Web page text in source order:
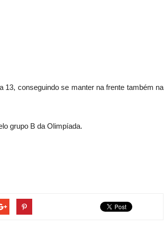
13, conseguindo se manter na frente também na
grupo B da Olimpíada.